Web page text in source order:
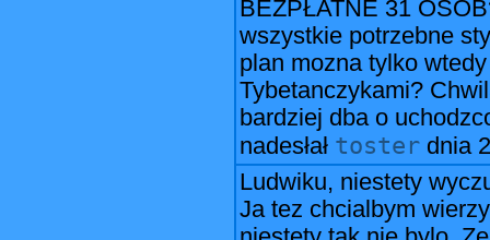
BEZPŁATNE 31
wszystkie potrzebne
plan mozna tylko
Tybetanczykami?
bardziej dba o
nadesłał toster dnia
Ludwiku, niestety
Ja tez chcialbym